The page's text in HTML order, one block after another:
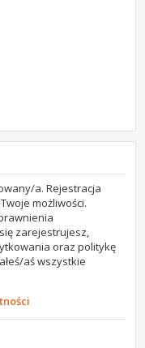
a. Rejestracja
możliwości.
zarejestrujesz,
oraz politykę
aś wszystkie